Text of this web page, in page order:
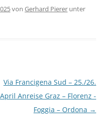
von Gerhard Pierer unter
Via Francigena Sud – 25./26.
April Anreise Graz – Florenz -
Foggia – Ordona →